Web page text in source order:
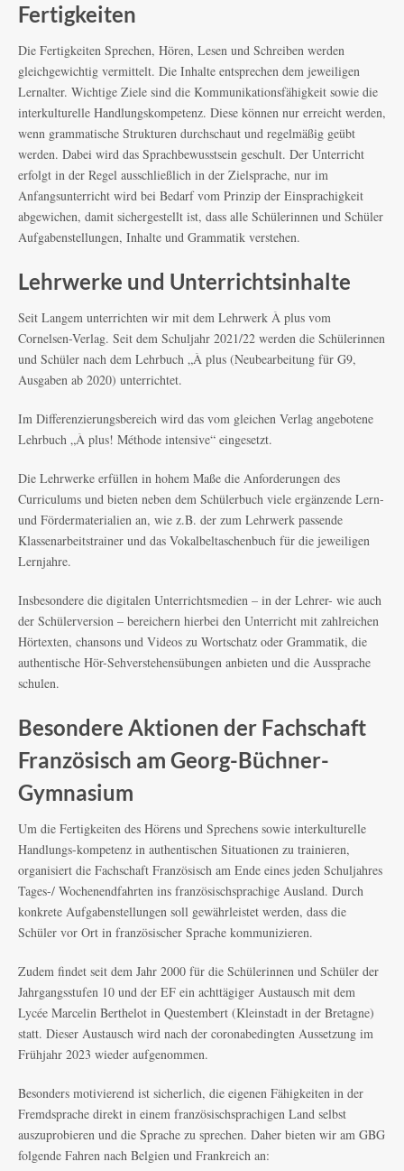
Fertigkeiten
Die Fertigkeiten Sprechen, Hören, Lesen und Schreiben werden
gleichgewichtig vermittelt. Die Inhalte entsprechen dem jeweiligen
Lernalter. Wichtige Ziele sind die Kommunikationsfähigkeit sowie die
interkulturelle Handlungskompetenz. Diese können nur erreicht werden,
wenn grammatische Strukturen durchschaut und regelmäßig geübt
werden. Dabei wird das Sprachbewusstsein geschult. Der Unterricht
erfolgt in der Regel ausschließlich in der Zielsprache, nur im
Anfangsunterricht wird bei Bedarf vom Prinzip der Einsprachigkeit
abgewichen, damit sichergestellt ist, dass alle Schülerinnen und Schüler
Aufgabenstellungen, Inhalte und Grammatik verstehen.
Lehrwerke und Unterrichtsinhalte
Seit Langem unterrichten wir mit dem Lehrwerk À plus vom
Cornelsen-Verlag. Seit dem Schuljahr 2021/22 werden die Schülerinnen
und Schüler nach dem Lehrbuch „À plus (Neubearbeitung für G9,
Ausgaben ab 2020) unterrichtet.
Im Differenzierungsbereich wird das vom gleichen Verlag angebotene
Lehrbuch „À plus! Méthode intensive“ eingesetzt.
Die Lehrwerke erfüllen in hohem Maße die Anforderungen des
Curriculums und bieten neben dem Schülerbuch viele ergänzende Lern-
und Fördermaterialien an, wie z.B. der zum Lehrwerk passende
Klassenarbeitstrainer und das Vokalbeltaschenbuch für die jeweiligen
Lernjahre.
Insbesondere die digitalen Unterrichtsmedien – in der Lehrer- wie auch
der Schülerversion – bereichern hierbei den Unterricht mit zahlreichen
Hörtexten, chansons und Videos zu Wortschatz oder Grammatik, die
authentische Hör-Sehverstehensübungen anbieten und die Aussprache
schulen.
Besondere Aktionen der Fachschaft
Französisch am Georg-Büchner-
Gymnasium
Um die Fertigkeiten des Hörens und Sprechens sowie interkulturelle
Handlungs-kompetenz in authentischen Situationen zu trainieren,
organisiert die Fachschaft Französisch am Ende eines jeden Schuljahres
Tages-/ Wochenendfahrten ins französischsprachige Ausland. Durch
konkrete Aufgabenstellungen soll gewährleistet werden, dass die
Schüler vor Ort in französischer Sprache kommunizieren.
Zudem findet seit dem Jahr 2000 für die Schülerinnen und Schüler der
Jahrgangsstufen 10 und der EF ein achttägiger Austausch mit dem
Lycée Marcelin Berthelot in Questembert (Kleinstadt in der Bretagne)
statt. Dieser Austausch wird nach der coronabedingten Aussetzung im
Frühjahr 2023 wieder aufgenommen.
Besonders motivierend ist sicherlich, die eigenen Fähigkeiten in der
Fremdsprache direkt in einem französischsprachigen Land selbst
auszuprobieren und die Sprache zu sprechen. Daher bieten wir am GBG
folgende Fahren nach Belgien und Frankreich an: